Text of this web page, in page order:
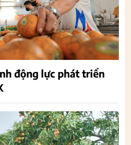
động lực phát triển